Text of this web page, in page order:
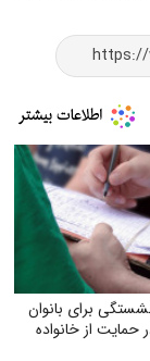
برای بانوان
حمایت از خانواده